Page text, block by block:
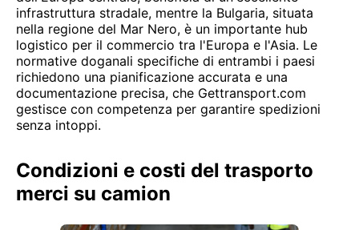
infrastruttura stradale, mentre la Bulgaria, situata
nella regione del Mar Nero, è un importante hub
logistico per il commercio tra l'Europa e l'Asia. Le
normative doganali specifiche di entrambi i paesi
richiedono una pianificazione accurata e una
documentazione precisa, che Gettransport.com
gestisce con competenza per garantire spedizioni
senza intoppi.
Condizioni e costi del trasporto
merci su camion